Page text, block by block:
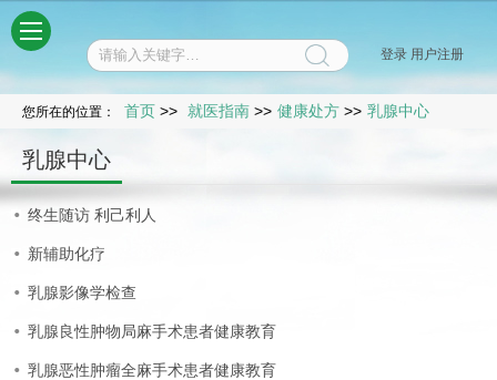
登录 用户注册
您所在的位置： 首页 >> 就医指南 >> 健康处方 >> 乳腺中心
乳腺中心
终生随访 利己利人
新辅助化疗
乳腺影像学检查
乳腺良性肿物局麻手术患者健康教育
乳腺恶性肿瘤全麻手术患者健康教育